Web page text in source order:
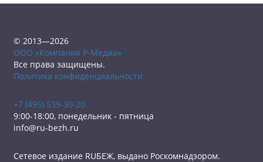
© 2013—2026
ООО «Компания Р-Медиа»
Все права защищены.
Политика конфиденциальности
+7 (495) 539-30-20
9:00-18:00, понедельник - пятница
info@ru-bezh.ru
Сетевое издание RUБЕЖ, выдано Роскомнадзором.